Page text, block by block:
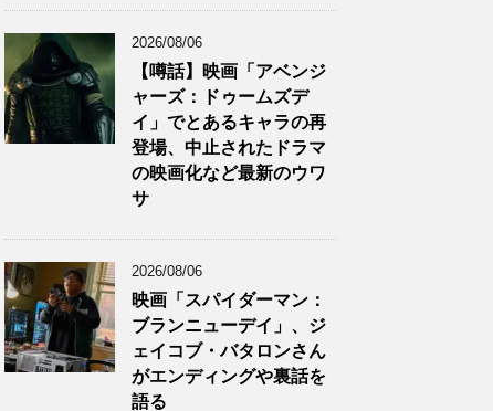
2026/08/06
【噂話】映画「アベンジ
ャーズ：ドゥームズデ
イ」でとあるキャラの再
登場、中止されたドラマ
の映画化など最新のウワ
サ
2026/08/06
映画「スパイダーマン：
ブランニューデイ」、ジ
ェイコブ・バタロンさん
がエンディングや裏話を
語る